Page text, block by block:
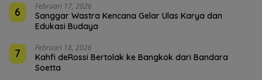
6 Februari 17, 2026
Sanggar Wastra Kencana Gelar Ulas Karya dan
Edukasi Budaya
7 Februari 18, 2026
Kahfi deRossi Bertolak ke Bangkok dari Bandara
Soetta